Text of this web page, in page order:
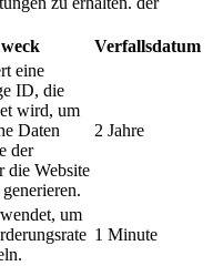
Verfallsdatum
eine
ID, die
wird, um
Daten
der
die Website
2 Jahre
um
1 Minute